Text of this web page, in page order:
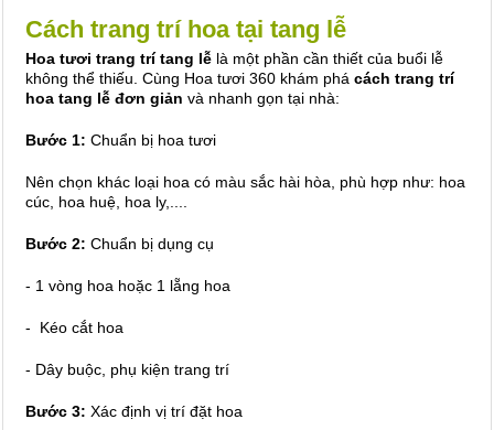
Cách trang trí hoa tại tang lễ
Hoa tươi trang trí tang lễ là một phần cần thiết của buổi lễ
không thể thiếu. Cùng Hoa tươi 360 khám phá cách trang trí
hoa tang lễ đơn giản và nhanh gọn tại nhà:
Bước 1: Chuẩn bị hoa tươi
Nên chọn khác loại hoa có màu sắc hài hòa, phù hợp như: hoa
cúc, hoa huệ, hoa ly,....
Bước 2: Chuẩn bị dụng cụ
- 1 vòng hoa hoặc 1 lẵng hoa
- Kéo cắt hoa
- Dây buộc, phụ kiện trang trí
Bước 3: Xác định vị trí đặt hoa